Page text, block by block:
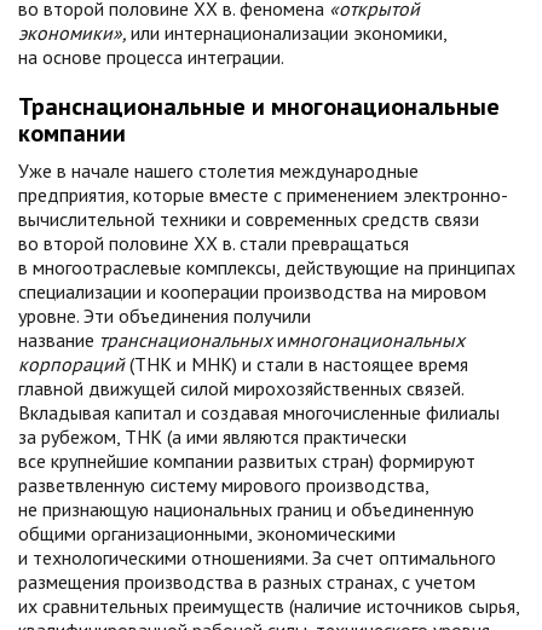
во второй половине XX в. феномена «открытой
экономики», или интернационализации экономики,
на основе процесса интеграции.
Транснациональные и многонациональные
компании
Уже в начале нашего столетия международные
предприятия, которые вместе с применением электронно-
вычислительной техники и современных средств связи
во второй половине XX в. стали превращаться
в многоотраслевые комплексы, действующие на принципах
специализации и кооперации производства на мировом
уровне. Эти объединения получили
название транснациональныхимногонациональных
корпораций(ТНК и МНК) и стали в настоящее время
главной движущей силой мирохозяйственных связей.
Вкладывая капитал и создавая многочисленные филиалы
за рубежом, ТНК (а ими являются практически
все крупнейшие компании развитых стран) формируют
разветвленную систему мирового производства,
не признающую национальных границ и объединенную
общими организационными, экономическими
и технологическими отношениями. За счет оптимального
размещения производства в разных странах, с учетом
их сравнительных преимуществ (наличие источников сырья,